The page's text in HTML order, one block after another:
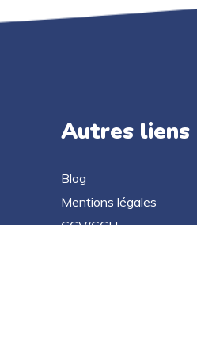
Autres liens
Blog
Mentions légales
CGV/CGU